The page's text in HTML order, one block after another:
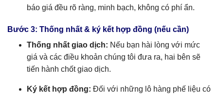
báo giá đều rõ ràng, minh bạch, không có phí ẩn.
Bước 3: Thống nhất & ký kết hợp đồng (nếu cần)
Thống nhất giao dịch: Nếu bạn hài lòng với mức
giá và các điều khoản chúng tôi đưa ra, hai bên sẽ
tiến hành chốt giao dịch.
Ký kết hợp đồng: Đối với những lô hàng phế liệu có